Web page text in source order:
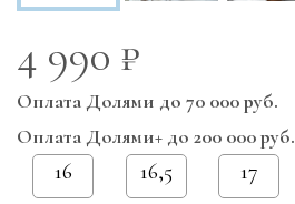
4 990 ₽
Оплата Долями до 70 000 руб.
Оплата Долями+ до 200 000 руб.
16 16,5 17